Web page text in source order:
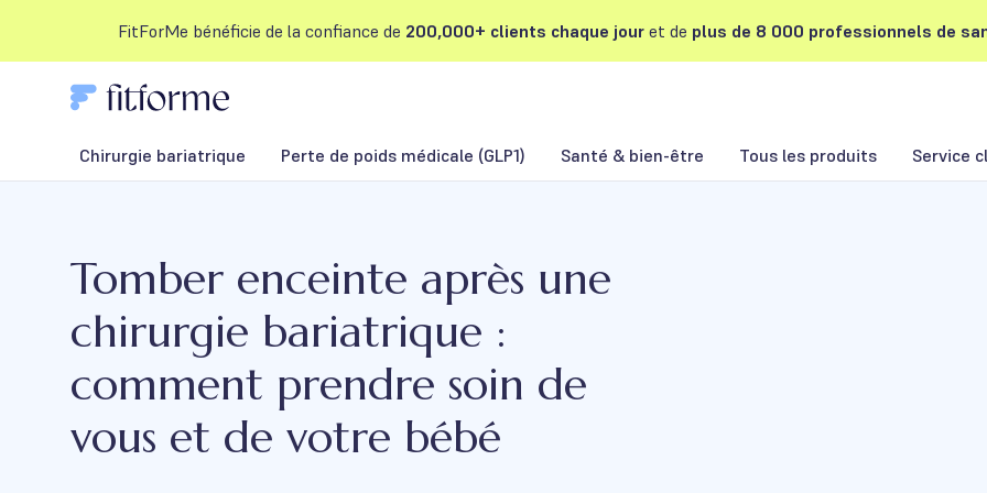
FitForMe bénéficie de la confiance de 200,000+ clients chaque jouret de plus de 8 000 professionnels de
Chirurgie bariatrique Perte de poids médicale (GLP1) Santé & bien-être Tous les produits Service
Tomber enceinte après une
chirurgie bariatrique :
comment prendre soin de
vous et de votre bébé